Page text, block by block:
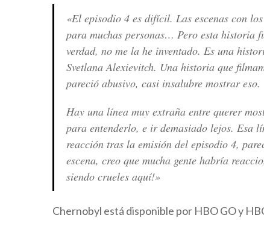
«El episodio 4 es difícil. Las escenas con
para muchas personas… Pero esta historia
verdad, no me la he inventado. Es una
Svetlana Alexievitch. Una historia que
pareció abusivo, casi insalubre mostrar eso.
Hay una línea muy extraña entre querer
para entenderlo, e ir demasiado lejos. Esa
reacción tras la emisión del episodio 4,
escena, creo que mucha gente habría
siendo crueles aquí!»
Chernobyl está disponible por HBO GO y